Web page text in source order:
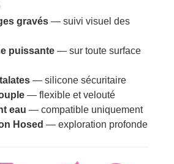
gravés — suivi visuel des
puissante — sur toute surface
— silicone sécuritaire
— flexible et velouté
eau — compatible uniquement
Hosed — exploration profonde